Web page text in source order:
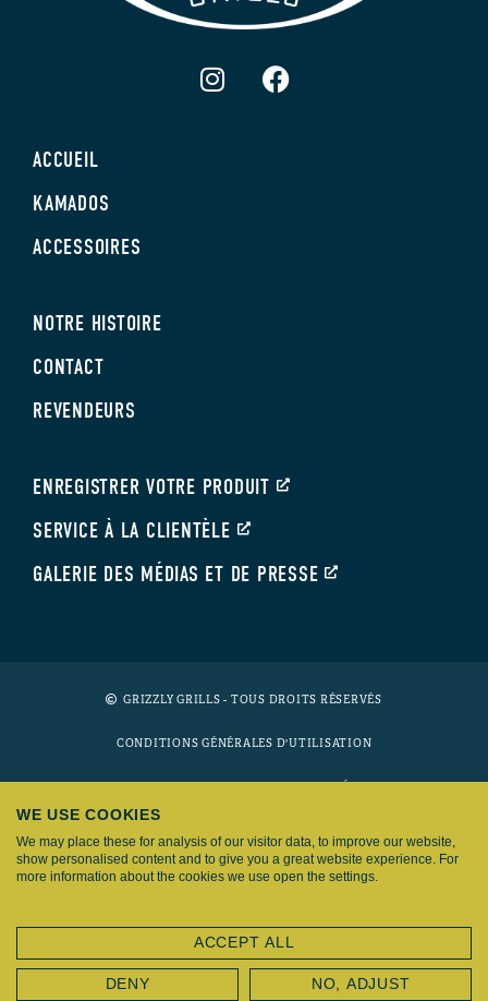
ACCUEIL
KAMADOS
ACCESSOIRES
NOTRE HISTOIRE
CONTACT
REVENDEURS
ENREGISTRER VOTRE PRODUIT
SERVICE À LA CLIENTÈLE
GALERIE DES MÉDIAS ET DE PRESSE
GRIZZLY GRILLS - TOUS DROITS RÉSERVÉS
CONDITIONS GÉNÉRALES D'UTILISATION
AVIS DE NON-RESPONSABILITÉ
Grizzly Grills fait partie dugroupe Fyron
WE USE COOKIES
We may place these for analysis of our visitor data, to improve our website,
show personalised content and to give you a great website experience. For
more information about the cookies we use open the settings.
ACCEPT ALL
DENY NO, ADJUST